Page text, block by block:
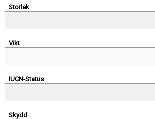
Storlek
Vikt
-
IUCN-Status
-
Skydd